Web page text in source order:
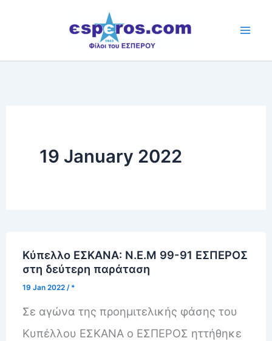
19 January 2022
Κύπελλο ΕΣΚΑΝΑ: Ν.Ε.Μ 99-91 ΕΣΠΕΡΟΣ
στη δεύτερη παράταση
19 Jan 2022/ *
Σε αγώνα της προημιτελικής φάσης του
Κυπέλλου ΕΣΚΑΝΑ ο ΕΣΠΕΡΟΣ ηττήθηκε